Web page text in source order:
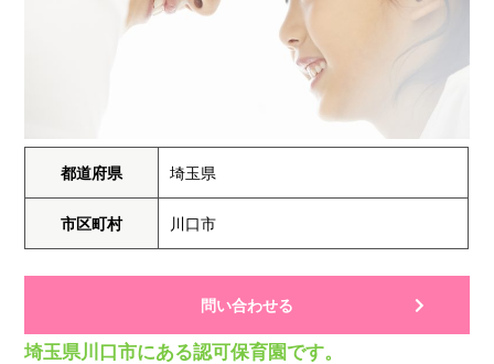
都道府県 埼玉県
市区町村 川口市
問い合わせる
埼玉県川口市にある認可保育園です。